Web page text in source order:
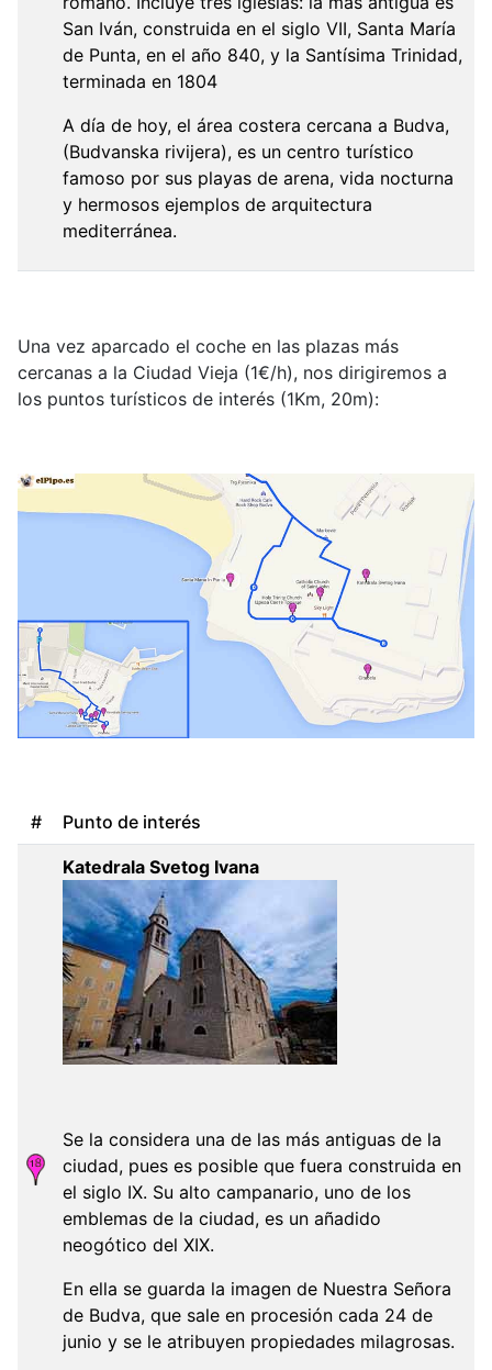
San Iván, construida en el siglo VII, Santa María
de Punta, en el año 840, y la Santísima Trinidad,
terminada en 1804
A día de hoy, el área costera cercana a Budva,
(Budvanska rivijera), es un centro turístico
famoso por sus playas de arena, vida nocturna
y hermosos ejemplos de arquitectura
mediterránea.
Una vez aparcado el coche en las plazas más
cercanas a la Ciudad Vieja (1€/h), nos dirigiremos a
los puntos turísticos de interés (1Km, 20m):
# Punto de interés
Katedrala Svetog Ivana
Se la considera una de las más antiguas de la
ciudad, pues es posible que fuera construida en
el siglo IX. Su alto campanario, uno de los
emblemas de la ciudad, es un añadido
neogótico del XIX.
En ella se guarda la imagen de Nuestra Señora
de Budva, que sale en procesión cada 24 de
junio y se le atribuyen propiedades milagrosas.